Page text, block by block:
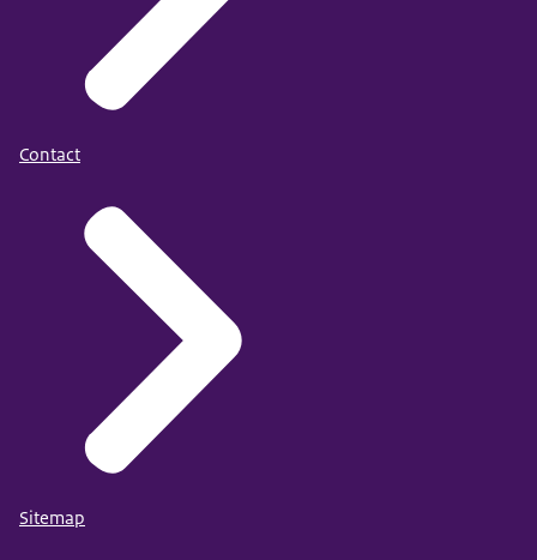
Contact
Sitemap